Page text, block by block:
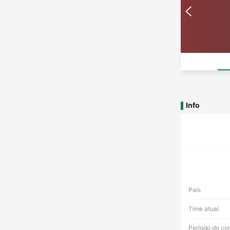
Info
País
Time atual
Período do